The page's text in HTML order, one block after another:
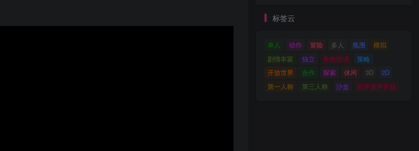
标签云
单人 动作 冒险 多人 氛围
模拟
剧情丰富
独立 角色扮演
策略
开放世界
合作 探索 休闲 3D
2D
第一人称
第三人称 沙盒 好评原声音轨